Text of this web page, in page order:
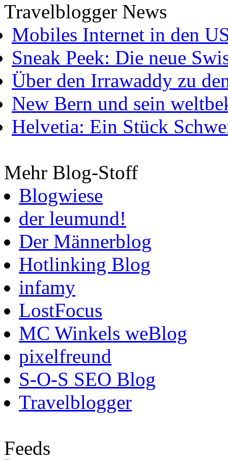
Travelblogger News
Mobiles Internet in den
Sneak Peek: Die neue
Über den Irrawaddy zu
New Bern und sein
Helvetia: Ein Stück
Mehr Blog-Stoff
Blogwiese
der leumund!
Der Männerblog
Hotlinking Blog
infamy
LostFocus
MC Winkels weBlog
pixelfreund
S-O-S SEO Blog
Travelblogger
Feeds